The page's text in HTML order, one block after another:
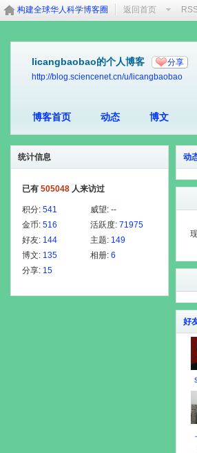
构建全球华人科学博客圈 返回首页
licangbaobao的个人博客 分享
http://blog.sciencenet.cn/u/licangbaobao
博客首页 动态 博文
统计信息
已有 505048 人来访过
积分: 541 威望: --
金币: 516 活跃度: 71975
好友: 144 主题: 149
博文: 135 相册: 6
分享: 15
动
好